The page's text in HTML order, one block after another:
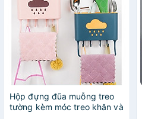
Hộp đựng đũa muỗng treo
tường kèm móc treo khăn và